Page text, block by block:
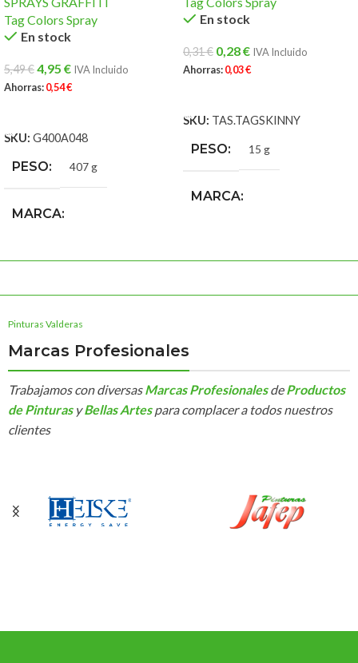
Tag Colors Spray
En stock
5,49€4,95 € IVA Incluido
Ahorras:0,54€
SKU: G400A048
PESO 407 g
MARCA
En stock
0,31€ 0,28€ IVA Incluido
Ahorras:0,03€
SKU: TAS.TAGSKINNY
PESO 15 g
MARCA
Pinturas Valderas
Marcas Profesionales
Trabajamos con diversasMarcas Profesionales deProductos
de Pinturas yBellas Artespara complacer a todos nuestros
clientes